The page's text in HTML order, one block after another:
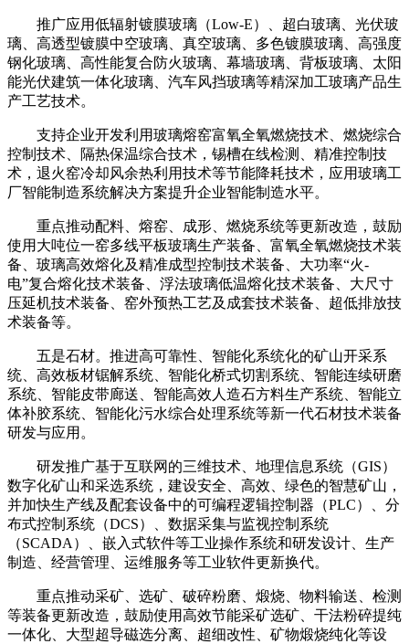
推广应用低辐射镀膜玻璃（Low-E）、超白玻璃、光伏玻
璃、高透型镀膜中空玻璃、真空玻璃、多色镀膜玻璃、高强度
钢化玻璃、高性能复合防火玻璃、幕墙玻璃、背板玻璃、太阳
能光伏建筑一体化玻璃、汽车风挡玻璃等精深加工玻璃产品生
产工艺技术。
支持企业开发利用玻璃熔窑富氧全氧燃烧技术、燃烧综合
控制技术、隔热保温综合技术，锡槽在线检测、精准控制技
术，退火窑冷却风余热利用技术等节能降耗技术，应用玻璃工
厂智能制造系统解决方案提升企业智能制造水平。
重点推动配料、熔窑、成形、燃烧系统等更新改造，鼓励
使用大吨位一窑多线平板玻璃生产装备、富氧全氧燃烧技术装
备、玻璃高效熔化及精准成型控制技术装备、大功率“火-
电”复合熔化技术装备、浮法玻璃低温熔化技术装备、大尺寸
压延机技术装备、窑外预热工艺及成套技术装备、超低排放技
术装备等。
五是石材。推进高可靠性、智能化系统化的矿山开采系
统、高效板材锯解系统、智能化桥式切割系统、智能连续研磨
系统、智能皮带廊送、智能高效人造石方料生产系统、智能立
体补胶系统、智能化污水综合处理系统等新一代石材技术装备
研发与应用。
研发推广基于互联网的三维技术、地理信息系统（GIS）
数字化矿山和采选系统，建设安全、高效、绿色的智慧矿山，
并加快生产线及配套设备中的可编程逻辑控制器（PLC）、分
布式控制系统（DCS）、数据采集与监视控制系统
（SCADA）、嵌入式软件等工业操作系统和研发设计、生产
制造、经营管理、运维服务等工业软件更新换代。
重点推动采矿、选矿、破碎粉磨、煅烧、物料输送、检测
等装备更新改造，鼓励使用高效节能采矿选矿、干法粉碎提纯
一体化、大型超导磁选分离、超细改性、矿物煅烧纯化等设